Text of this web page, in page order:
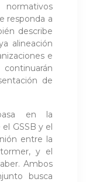
responda a
describe
alineación
e
de
en la
GSSB y el
entre la
y el
Ambos
busca